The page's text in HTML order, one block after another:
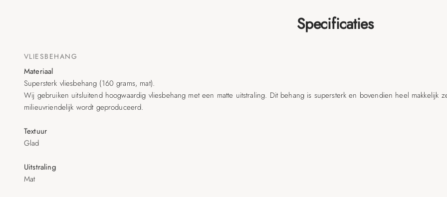
Specificaties
VLIESBEHANG
Materiaal
Supersterk vliesbehang (160 grams, mat).
Wij gebruiken uitsluitend hoogwaardig vliesbehang met een matte uitstraling. Dit behang is supersterk en bovendien heel makkelijk
milieuvriendelijk wordt geproduceerd.
Textuur
Glad
Uitstraling
Mat